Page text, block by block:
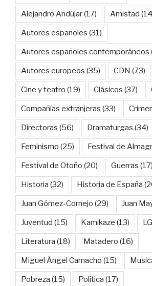
Alejandro Andújar(17) Amistad
Autores españoles (31)
Autores españoles contemporáneos
Autores europeos (35) CDN (73)
Cine y teatro (19) Clásicos (37)
Compañías extranjeras (33)
Directoras (56) Dramaturgas (34)
Feminismo (25) Festival de
Festival de Otoño (20) Guerras (17)
Historia (32) Historia de España
Juan Gómez-Cornejo (29) Juan
Juventud (15) Kamikaze (13)
Literatura (18) Matadero (16)
Miguel Ángel Camacho (15)
Pobreza (15) Política (17)